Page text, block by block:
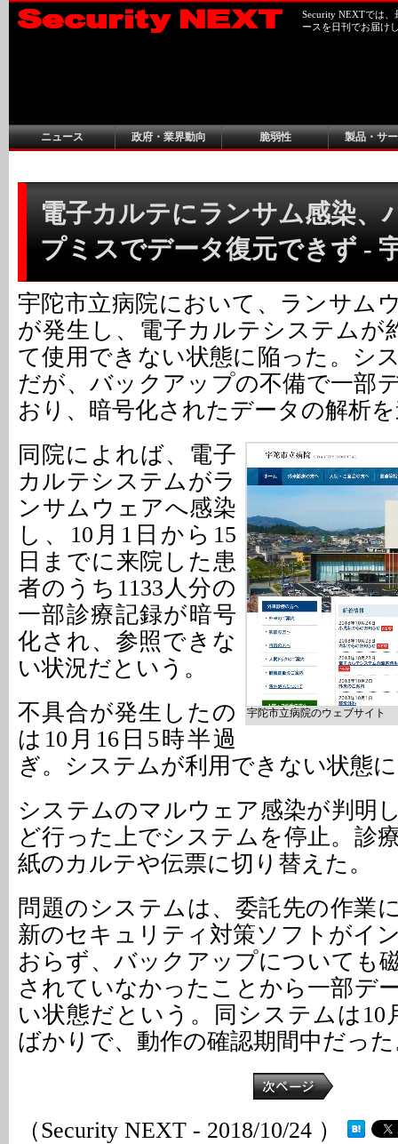
Security NEXTでは
ースを日刊でお届け
ニュース 政府・業界動向 脆弱性 製品・サ
電子カルテにランサム感染、
プミスでデータ復元できず -
宇陀市立病院において、ランサム
が発生し、電子カルテシステムが
て使用できない状態に陥った。シ
だが、バックアップの不備で一部
おり、暗号化されたデータの解析
宇陀市立病院のウェブサイト
同院によれば、電子
カルテシステムがラ
ンサムウェアへ感染
し、10月1日から15
日までに来院した患
者のうち1133人分の
一部診療記録が暗号
化され、参照できな
い状況だという。
不具合が発生したの
は10月16日5時半過
ぎ。システムが利用できない状態
システムのマルウェア感染が判明
ど行った上でシステムを停止。診
紙のカルテや伝票に切り替えた。
問題のシステムは、委託先の作業
新のセキュリティ対策ソフトがイ
おらず、バックアップについても
されていなかったことから一部デ
い状態だという。同システムは10
ばかりで、動作の確認期間中だっ
（Security NEXT - 2018/10/24 ）